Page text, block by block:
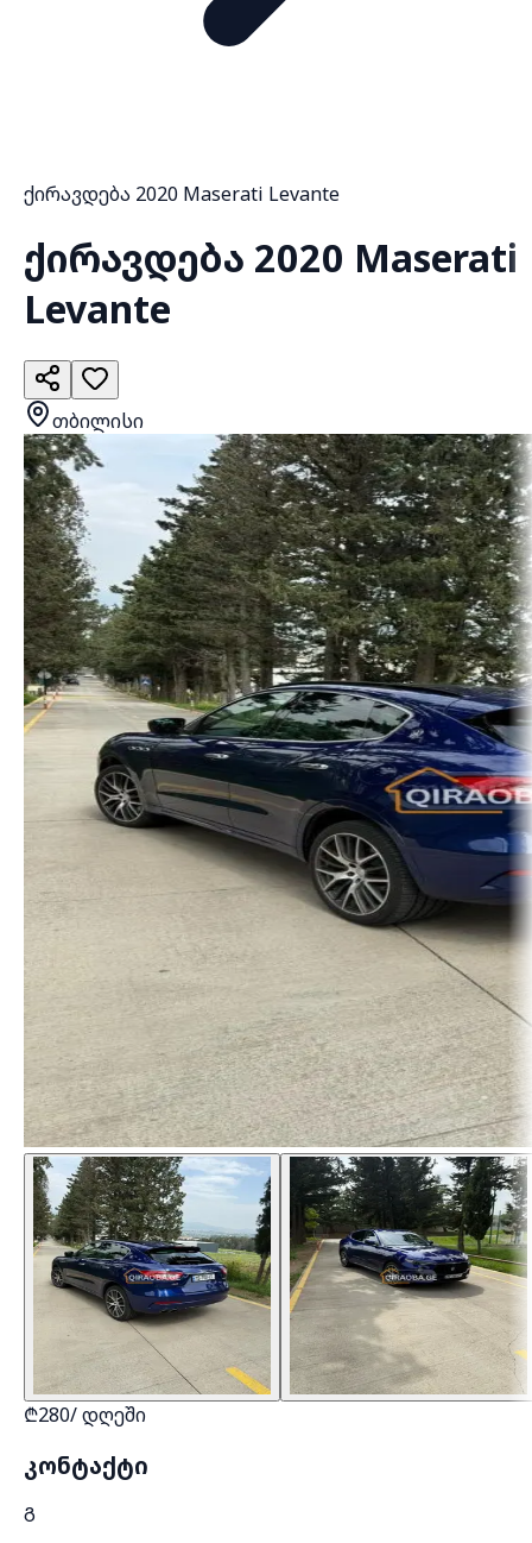
ქირავდება 2020 Maserati Levante
ქირავდება 2020 Maserati
Levante
თბილისი
₾280/დღეში
კონტაქტი
Გ